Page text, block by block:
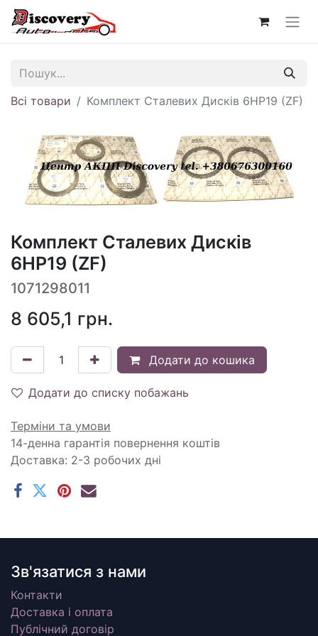
Всі товари Комплект Сталевих Дисків 6HP19 (ZF)
Комплект Сталевих Дисків
6HP19 (ZF)
1071298011
8 605,1 грн.
Додати до кошика
Додати до списку побажань
Терміни та умови
14-денна гарантія повернення коштів
Доставка: 2-3 робочих дні
Зв'язатися з нами
Контакти
Доставка і оплата
Публічний договір